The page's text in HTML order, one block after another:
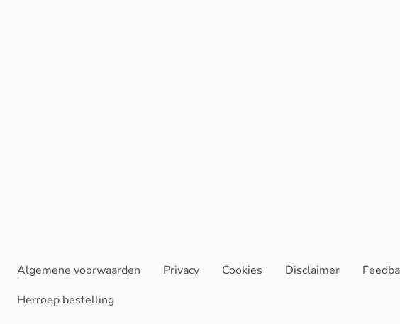
Algemene voorwaarden Privacy Cookies Disclaimer
Herroep bestelling